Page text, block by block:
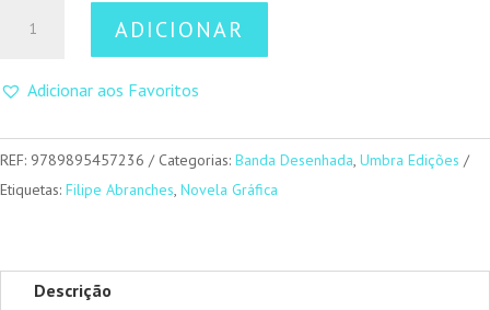
ADICIONAR
Adicionar aos Favoritos
REF: 9789895457236 Categorias: Banda Desenhada, Umbra Edições
Etiquetas: Filipe Abranches, Novela Gráfica
Descrição